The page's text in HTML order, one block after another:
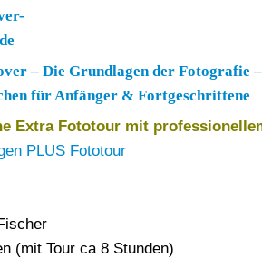
– Die Grundlagen der Fotografie
für Anfänger & Fortgeschrittene
Extra Fototour mit
PLUS Fototour
(mit Tour ca 8 Stunden)